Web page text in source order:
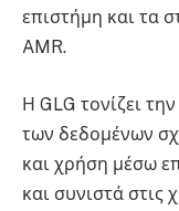
επιστήμη και τα
AMR.
Η GLG τονίζει
των δεδομένων
και χρήση μέσω
και συνιστά στις